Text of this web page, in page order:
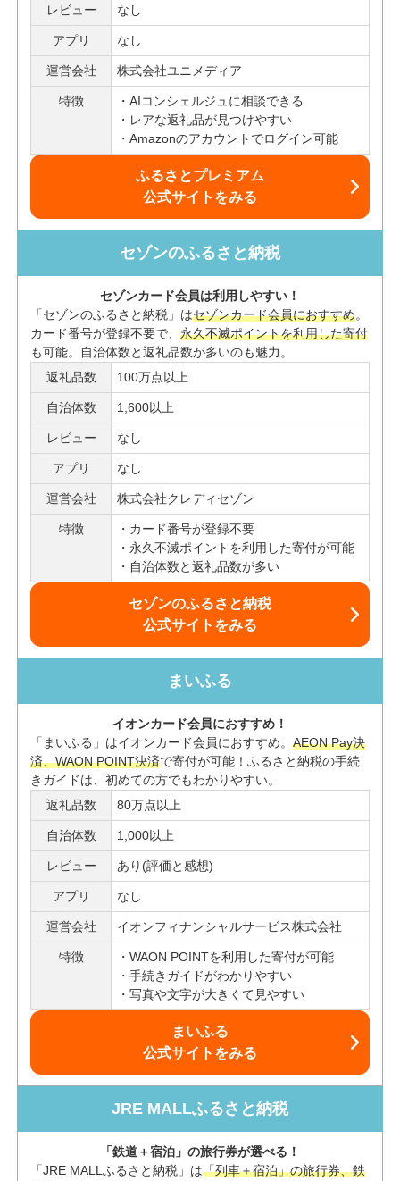
レビュー なし
アプリ なし
運営会社 株式会社ユニメディア
特徴
AIコンシェルジュに相談できる
レアな返礼品が見つけやすい
Amazonのアカウントでログイン可能
ふるさとプレミアム
公式サイトをみる
セゾンのふるさと納税
セゾンカード会員は利用しやすい！
「セゾンのふるさと納税」はセゾンカード会員におすすめ。
カード番号が登録不要で、永久不滅ポイントを利用した寄付
も可能。自治体数と返礼品数が多いのも魅力。
返礼品数
100万点以上
自治体数 1,600以上
レビュー なし
アプリ なし
運営会社 株式会社クレディセゾン
特徴
カード番号が登録不要
永久不滅ポイントを利用した寄付が可能
自治体数と返礼品数が多い
セゾンのふるさと納税
公式サイトをみる
まいふる
イオンカード会員におすすめ！
「まいふる」はイオンカード会員におすすめ。AEON Pay決
済、WAON POINT決済で寄付が可能！ふるさと納税の手続
きガイドは、初めての方でもわかりやすい。
返礼品数
80万点以上
自治体数 1,000以上
レビュー あり(評価と感想)
アプリ なし
運営会社 イオンフィナンシャルサービス株式会社
特徴
WAON POINTを利用した寄付が可能
手続きガイドがわかりやすい
写真や文字が大きくて見やすい
まいふる
公式サイトをみる
JRE MALLふるさと納税
「鉄道＋宿泊」の旅行券が選べる！
「JRE MALLふるさと納税」は「列車＋宿泊」の旅行券、鉄